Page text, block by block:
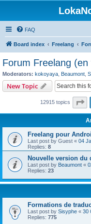
FAQ
Board index Freelang
Forum Freelang (en
Moderators: kokoyaya Beaumont
New Topic
12915 topics
Freelang pour
Last post by Guest « 04
Replies: 8
Nouvelle version du
Last post by Beaumont «
Replies: 23
Formations de
Last post by Sisyphe « 30
Replies: 775